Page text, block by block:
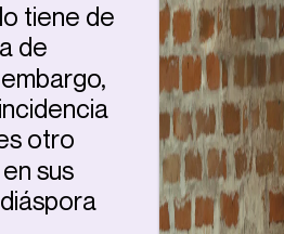
tiene de
de
otro
sus